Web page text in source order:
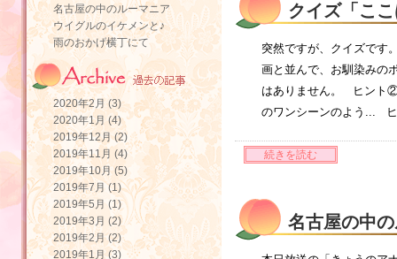
クイズ「こ
突然ですが、クイズで
画と並んで、お馴染みの
はありません。 ヒント
のワンシーンのよう...
続きを読む
名古屋の中
名古屋の中のルーマニア
ウイグルのイケメンと♪
雨のおかげ横丁にて
2020年2月 (3)
2020年1月 (4)
2019年12月 (2)
2019年11月 (4)
2019年10月 (5)
2019年7月 (1)
2019年5月 (1)
2019年3月 (2)
2019年2月 (2)
2019年1月 (3)